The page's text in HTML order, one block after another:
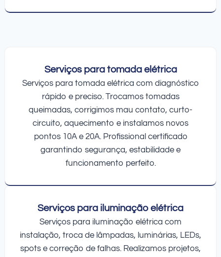
Serviços para tomada elétrica
Serviços para tomada elétrica com diagnóstico
rápido e preciso. Trocamos tomadas
queimadas, corrigimos mau contato, curto-
circuito, aquecimento e instalamos novos
pontos 10A e 20A. Profissional certificado
garantindo segurança, estabilidade e
funcionamento perfeito.
Serviços para iluminação elétrica
Serviços para iluminação elétrica com
instalação, troca de lâmpadas, luminárias, LEDs,
spots e correção de falhas. Realizamos projetos,